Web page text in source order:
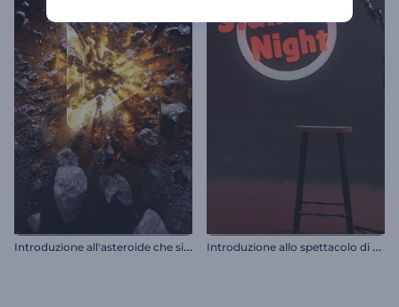
I
ntroduzione all'asteroide che si schianta I
ntroduzione allo spettacolo di stand-up comedy